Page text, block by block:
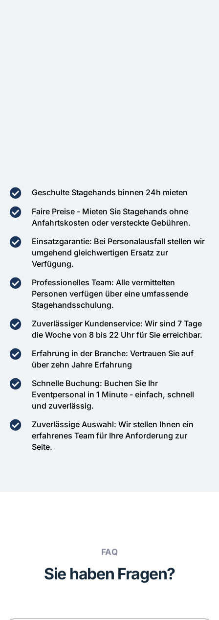
Geschulte Stagehands binnen 24h mieten
Faire Preise - Mieten Sie Stagehands ohne
Anfahrtskosten oder versteckte Gebühren.
Einsatzgarantie: Bei Personalausfall stellen wir
umgehend gleichwertigen Ersatz zur
Verfügung.
Professionelles Team: Alle vermittelten
Personen verfügen über eine umfassende
Stagehandsschulung.
Zuverlässiger Kundenservice: Wir sind 7 Tage
die Woche von 8 bis 22 Uhr für Sie erreichbar.
Erfahrung in der Branche: Vertrauen Sie auf
über zehn Jahre Erfahrung
Schnelle Buchung: Buchen Sie Ihr
Eventpersonal in 1 Minute - einfach, schnell
und zuverlässig.
Zuverlässige Auswahl: Wir stellen Ihnen ein
erfahrenes Team für Ihre Anforderung zur
Seite.
FAQ
Sie haben Fragen?